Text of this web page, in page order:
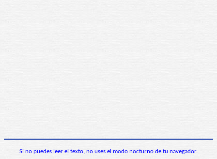
Si no puedes leer el texto, no uses el modo nocturno de tu navegador.